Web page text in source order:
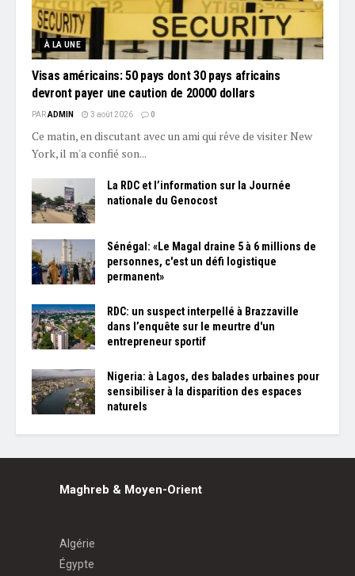
À LA UNE
Visas américains: 50 pays dont 30 pays africains
devront payer une caution de 20000 dollars
PARADMIN 3 août 2026 0
Ce matin, en discutant avec un ami qui rêve de visiter New
York, il m'a confié son...
La RDC et l’information sur la Journée
nationale du Genocost
Sénégal: «Le Magal draine 5 à 6 millions de
personnes, c'est un défi logistique
permanent»
RDC: un suspect interpellé à Brazzaville
dans l’enquête sur le meurtre d'un
entrepreneur sportif
Nigeria: à Lagos, des balades urbaines pour
sensibiliser à la disparition des espaces
naturels
Maghreb & Moyen-Orient
Algérie
Égypte